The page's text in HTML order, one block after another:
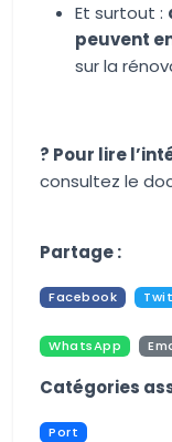
Et surtout :
peuvent
sur la
? Pour lire
consultez le
Partage :
Facebook
WhatsApp
Catégories
Port